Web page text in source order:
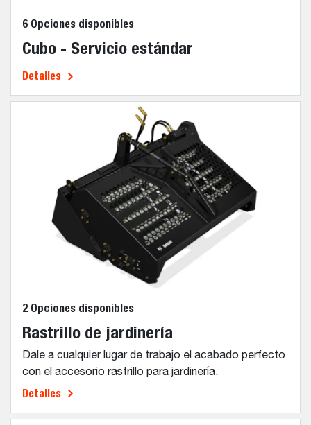
6 Opciones disponibles
Cubo - Servicio estándar
Detalles
2 Opciones disponibles
Rastrillo de jardinería
Dale a cualquier lugar de trabajo el acabado perfecto
con el accesorio rastrillo para jardinería.
Detalles